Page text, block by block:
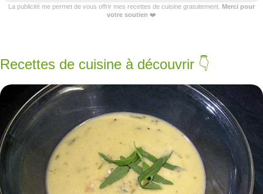
La publicité me permet de vous offrir mes recettes de cuisine gratuitement. Merci pour
votre soutien ❤️
Recettes de cuisine à découvrir 👇